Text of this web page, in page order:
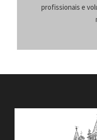
profissionais e